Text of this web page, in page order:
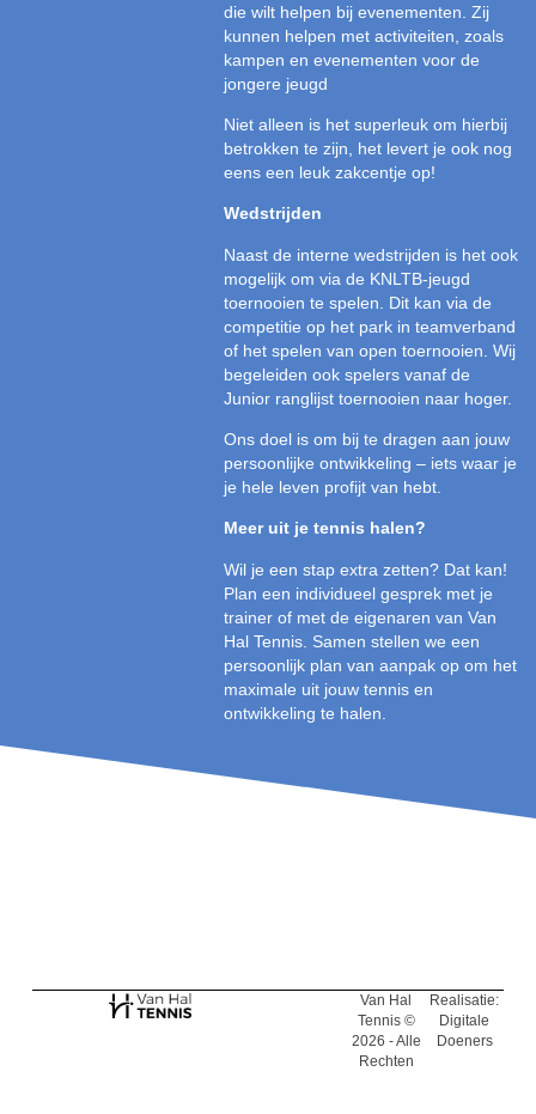
die wilt helpen bij evenementen. Zij
kunnen helpen met activiteiten, zoals
kampen en evenementen voor de
jongere jeugd
Niet alleen is het superleuk om hierbij
betrokken te zijn, het levert je ook nog
eens een leuk zakcentje op!
Wedstrijden
Naast de interne wedstrijden is het ook
mogelijk om via de KNLTB-jeugd
toernooien te spelen. Dit kan via de
competitie op het park in teamverband
of het spelen van open toernooien. Wij
begeleiden ook spelers vanaf de
Junior ranglijst toernooien naar hoger.
Ons doel is om bij te dragen aan jouw
persoonlijke ontwikkeling – iets waar je
je hele leven profijt van hebt.
Meer uit je tennis halen?
Wil je een stap extra zetten? Dat kan!
Plan een individueel gesprek met je
trainer of met de eigenaren van Van
Hal Tennis. Samen stellen we een
persoonlijk plan van aanpak op om het
maximale uit jouw tennis en
ontwikkeling te halen.
Van Hal
Tennis ©
2026 - Alle
Rechten
Realisatie:
Digitale
Doeners